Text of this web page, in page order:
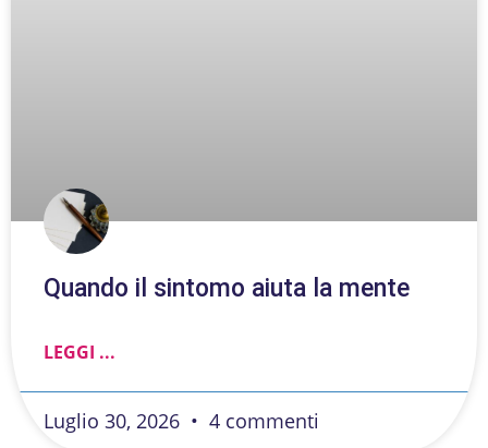
Quando il sintomo aiuta la mente
LEGGI ...
Luglio 30, 2026 4 commenti